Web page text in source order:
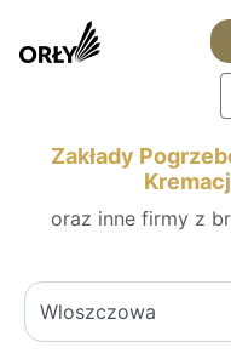
Zakłady
oraz inne firmy z